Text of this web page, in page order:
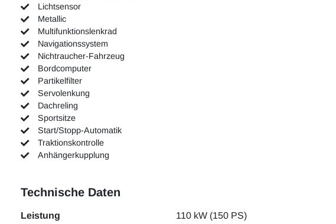
Lichtsensor
Metallic
Multifunktionslenkrad
Navigationssystem
Nichtraucher-Fahrzeug
Bordcomputer
Partikelfilter
Servolenkung
Dachreling
Sportsitze
Start/Stopp-Automatik
Traktionskontrolle
Anhängerkupplung
Technische Daten
Leistung
110 kW (150 PS)